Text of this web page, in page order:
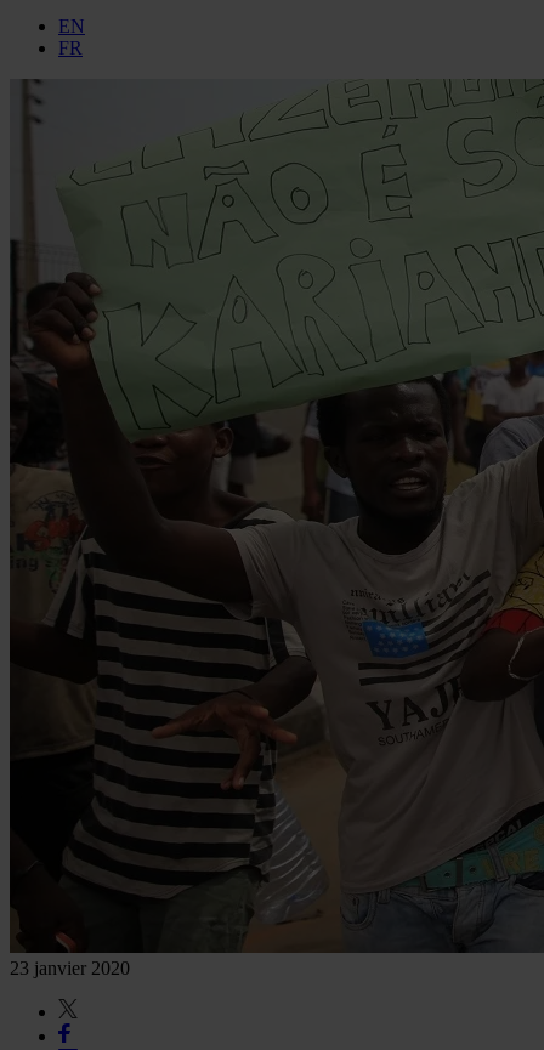
EN
FR
23 janvier 2020